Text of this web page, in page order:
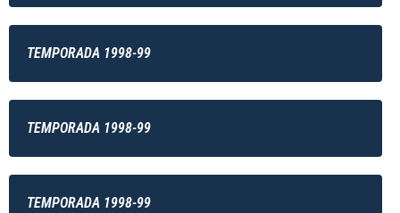
TEMPORADA 1998-99
TEMPORADA 1998-99
TEMPORADA 1998-99